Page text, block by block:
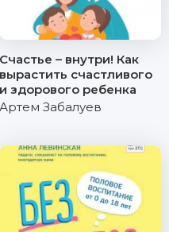
Счастье – внутри! Как
вырастить счастливого
и здорового ребенка
Артем Забалуев